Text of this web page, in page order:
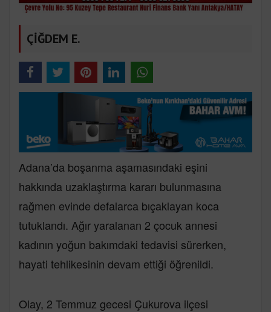
ÇİĞDEM E.
Adana’da boşanma aşamasındaki eşini
hakkında uzaklaştırma kararı bulunmasına
rağmen evinde defalarca bıçaklayan koca
tutuklandı. Ağır yaralanan 2 çocuk annesi
kadının yoğun bakımdaki tedavisi sürerken,
hayati tehlikesinin devam ettiği öğrenildi.
Olay, 2 Temmuz gecesi Çukurova ilçesi